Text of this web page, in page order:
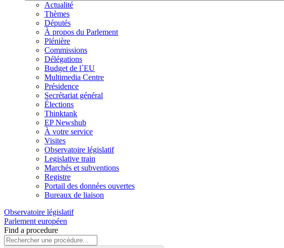
Actualité
Thèmes
Députés
À propos du Parlement
Plénière
Commissions
Délégations
Budget de l´EU
Multimedia Centre
Présidence
Secrétariat général
Élections
Thinktank
EP Newshub
À votre service
Visites
Observatoire législatif
Legislative train
Marchés et subventions
Registre
Portail des données ouvertes
Bureaux de liaison
Observatoire législatif
Parlement européen
Find a procedure